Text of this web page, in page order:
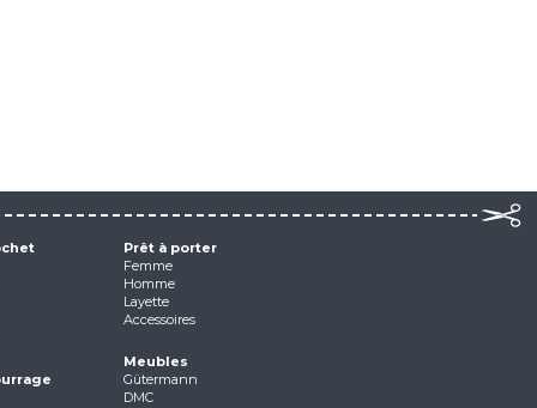
Prêt à porter
Femme
Homme
Layette
Accessoires
Meubles
Gütermann
DMC